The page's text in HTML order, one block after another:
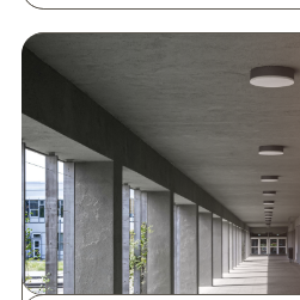
penais e regulatórios,
de compliance
UNE 19601 e ISO 37301,
específicos em matéria
(ISO 37001), bem como a